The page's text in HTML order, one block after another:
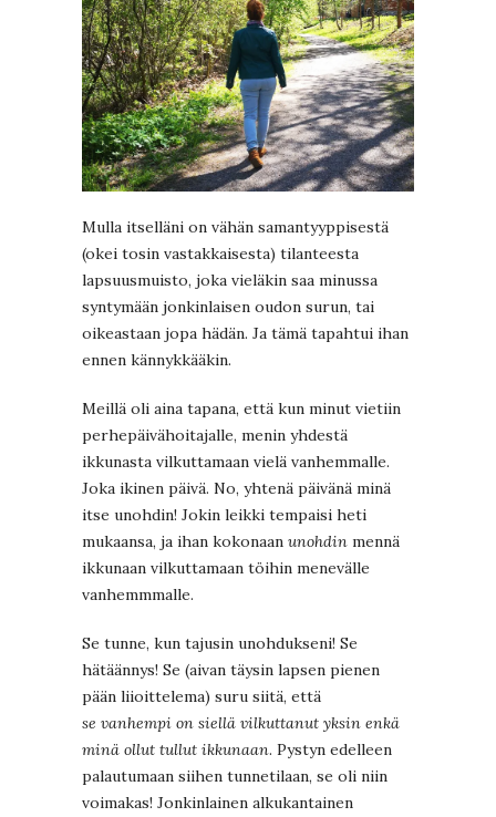
Mulla itselläni on vähän samantyyppisestä
(okei tosin vastakkaisesta) tilanteesta
lapsuusmuisto, joka vieläkin saa minussa
syntymään jonkinlaisen oudon surun, tai
oikeastaan jopa hädän. Ja tämä tapahtui ihan
ennen kännykkääkin.
Meillä oli aina tapana, että kun minut vietiin
perhepäivähoitajalle, menin yhdestä
ikkunasta vilkuttamaan vielä vanhemmalle.
Joka ikinen päivä. No, yhtenä päivänä minä
itse unohdin! Jokin leikki tempaisi heti
mukaansa, ja ihan kokonaan unohdin mennä
ikkunaan vilkuttamaan töihin menevälle
vanhemmmalle.
Se tunne, kun tajusin unohdukseni! Se
hätäännys! Se (aivan täysin lapsen pienen
pään liioittelema) suru siitä, että
se vanhempi on siellä vilkuttanut yksin enkä
minä ollut tullut ikkunaan. Pystyn edelleen
palautumaan siihen tunnetilaan, se oli niin
voimakas! Jonkinlainen alkukantainen